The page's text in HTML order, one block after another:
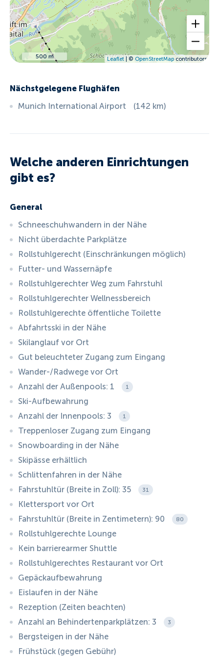
500 m Leaflet| © OpenStreetMapcontributors
Nächstgelegene Flughäfen
Munich International Airport
(142 km)
Welche anderen Einrichtungen
gibt es?
General
Schneeschuhwandern in der Nähe
Nicht überdachte Parkplätze
Rollstuhlgerecht (Einschränkungen möglich)
Futter- und Wassernäpfe
Rollstuhlgerechter Weg zum Fahrstuhl
Rollstuhlgerechter Wellnessbereich
Rollstuhlgerechte öffentliche Toilette
Abfahrtsski in der Nähe
Skilanglauf vor Ort
Gut beleuchteter Zugang zum Eingang
Wander-/Radwege vor Ort
Anzahl der Außenpools: 1
1
Ski-Aufbewahrung
Anzahl der Innenpools: 3
1
Treppenloser Zugang zum Eingang
Snowboarding in der Nähe
Skipässe erhältlich
Schlittenfahren in der Nähe
Fahrstuhltür (Breite in Zoll): 35
31
Klettersport vor Ort
Fahrstuhltür (Breite in Zentimetern): 90
80
Rollstuhlgerechte Lounge
Kein barrierearmer Shuttle
Rollstuhlgerechtes Restaurant vor Ort
Gepäckaufbewahrung
Eislaufen in der Nähe
Rezeption (Zeiten beachten)
Anzahl an Behindertenparkplätzen: 3
3
Bergsteigen in der Nähe
Frühstück (gegen Gebühr)